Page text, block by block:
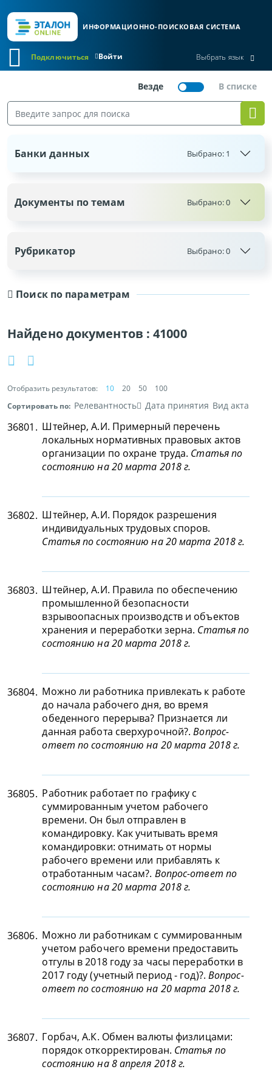
ИНФОРМАЦИОННО-ПОИСКОВАЯ СИСТЕМА
Войти
Подключиться Выбрать язык
Поиск по параметрам
Найдено документов :41000
Отобразить результатов: 10 20 50
100
Сортировать по: Релевантность Дата принятия Вид акта
36801. Штейнер, А.И. Примерный перечень
локальных нормативных правовых актов
организации по охране труда. Статья по
состоянию на 20 марта 2018 г.
36802. Штейнер, А.И. Порядок разрешения
индивидуальных трудовых споров.
Статья по состоянию на 20 марта 2018 г.
36803. Штейнер, А.И. Правила по обеспечению
промышленной безопасности
взрывоопасных производств и объектов
хранения и переработки зерна. Статья по
состоянию на 20 марта 2018 г.
36804. Можно ли работника привлекать к работе
до начала рабочего дня, во время
обеденного перерыва? Признается ли
данная работа сверхурочной?.Вопрос-
ответ по состоянию на 20 марта 2018 г.
36805. Работник работает по графику с
суммированным учетом рабочего
времени. Он был отправлен в
командировку. Как учитывать время
командировки: отнимать от нормы
рабочего времени или прибавлять к
отработанным часам?. Вопрос-ответ по
состоянию на 20 марта 2018 г.
36806. Можно ли работникам с суммированным
учетом рабочего времени предоставить
отгулы в 2018 году за часы переработки в
2017 году (учетный период - год)?. Вопрос-
ответ по состоянию на 20 марта 2018 г.
36807. Горбач, А.К. Обмен валюты физлицами:
порядок откорректирован. Статья по
состоянию на 8 апреля 2018 г.
Банки данных Выбрано: 1
Документы по темам Выбрано:0
Рубрикатор Выбрано:0